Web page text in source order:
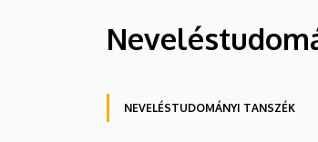
Művelődéstudományi
Oldalmenü
NEVELÉSTUDOMÁNYI TANSZÉK